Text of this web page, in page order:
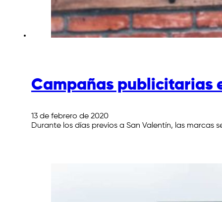
Campañas publicitarias
13 de febrero de 2020
Durante los días previos a San Valentín, las